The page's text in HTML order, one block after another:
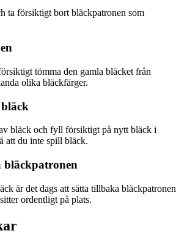
ta försiktigt bort bläckpatronen som
tömma den gamla bläcket från
olika bläckfärger.
bläck och fyll försiktigt på nytt bläck i
att du inte spill bläck.
bläckpatronen
är det dags att sätta tillbaka bläckpatronen
ordentligt på plats.